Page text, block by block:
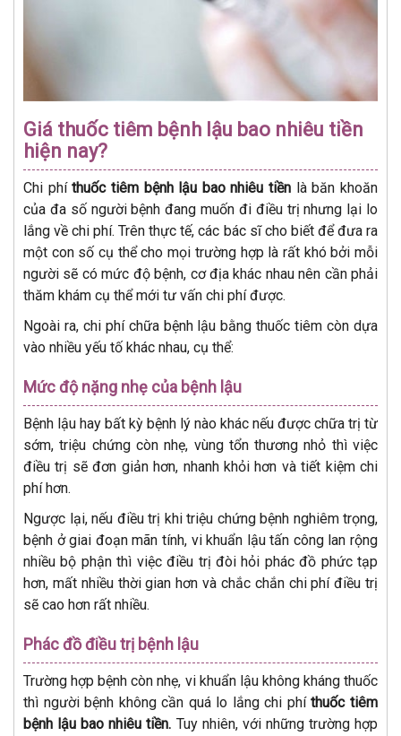
Giá thuốc tiêm bệnh lậu bao nhiêu tiền
hiện nay?
Chi phíthuốc tiêm bệnh lậu bao nhiêu tiền là băn khoăn
của đa số người bệnh đang muốn đi điều trị nhưng lại lo
lắng về chi phí. Trên thực tế, các bác sĩ cho biết để đưa ra
một con số cụ thể cho mọi trường hợp là rất khó bởi mỗi
người sẽ có mức độ bệnh, cơ địa khác nhau nên cần phải
thăm khám cụ thể mới tư vấn chi phí được.
Ngoài ra, chi phí chữa bệnh lậu bằng thuốc tiêm còn dựa
vào nhiều yếu tố khác nhau, cụ thể:
Mức độ nặng nhẹ của bệnh lậu
Bệnh lậu hay bất kỳ bệnh lý nào khác nếu được chữa trị từ
sớm, triệu chứng còn nhẹ, vùng tổn thương nhỏ thì việc
điều trị sẽ đơn giản hơn, nhanh khỏi hơn và tiết kiệm chi
phí hơn.
Ngược lại, nếu điều trị khi triệu chứng bệnh nghiêm trọng,
bệnh ở giai đoạn mãn tính, vi khuẩn lậu tấn công lan rộng
nhiều bộ phận thì việc điều trị đòi hỏi phác đồ phức tạp
hơn, mất nhiều thời gian hơn và chắc chắn chi phí điều trị
sẽ cao hơn rất nhiều.
Phác đồ điều trị bệnh lậu
Trường hợp bệnh còn nhẹ, vi khuẩn lậu không kháng thuốc
thì người bệnh không cần quá lo lắng chi phíthuốc tiêm
bệnh lậu bao nhiêu tiền. Tuy nhiên, với những trường hợp